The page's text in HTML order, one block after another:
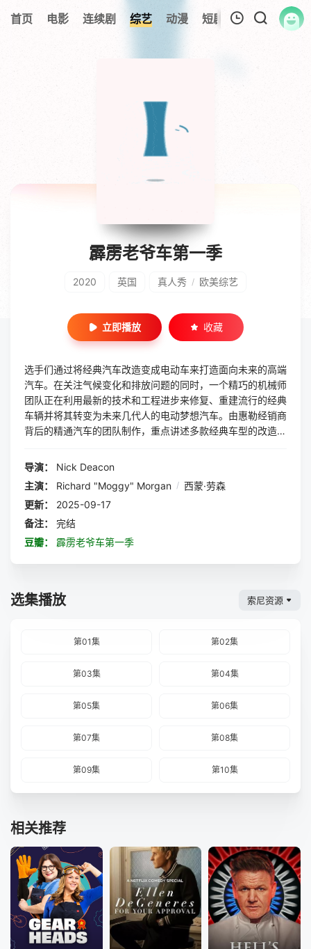
首页 电影 连续剧 综艺 动漫 短剧大全 纪录片
霹雳老爷车第一季
2020 英国 真人秀 / 欧美综艺
立即播放 收藏
选手们通过将经典汽车改造变成电动车来打造面向未来的高端
汽车。在关注气候变化和排放问题的同时，一个精巧的机械师
团队正在利用最新的技术和工程进步来修复、重建流行的经典
车辆并将其转变为未来几代人的电动梦想汽车。由惠勒经销商
背后的精通汽车的团队制作，重点讲述多款经典车型的改造，
季： Volkswagen Karmann Ghia Chesil Speedster
Land Rover Defender MG Midget Ferrari 308 GT
S BMW 1602 Porsche 914 联合制作：Attaboy
TV, MPH Films
导演：
Nick Deacon
主演：
Richard "Moggy" Morgan / 西蒙·劳森
更新：
2025-09-17
备注：
完结
豆瓣：
霹雳老爷车第一季
选集播放 索尼资源
第01集 第02集
第03集 第04集
第05集 第06集
第07集 第08集
第09集 第10集
相关推荐